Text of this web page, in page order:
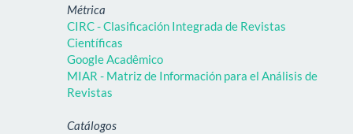
Métrica
CIRC - Clasificación Integrada de Revistas
Científicas
Google Acadêmico
MIAR - Matriz de Información para el Análisis de
Revistas
Catálogos